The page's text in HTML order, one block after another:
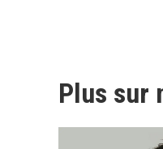
Plus sur